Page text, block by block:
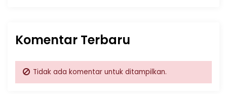
Komentar Terbaru
Tidak ada komentar untuk ditampilkan.